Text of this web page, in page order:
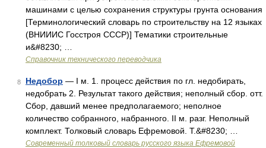
машинами с целью сохранения структуры грунта основания
[Терминологический словарь по строительству на 12 языках
(ВНИИИС Госстроя СССР)] Тематики строительные
и&#8230; …
Справочник технического переводчика
8 Недобор — I м. 1. процесс действия по гл. недобирать,
недобрать 2. Результат такого действия; неполный сбор. отт.
Сбор, давший менее предполагаемого; неполное
количество собранного, набранного. II м. разг. Неполный
комплект. Толковый словарь Ефремовой. Т.&#8230; …
Современный толковый словарь русского языка Ефремовой